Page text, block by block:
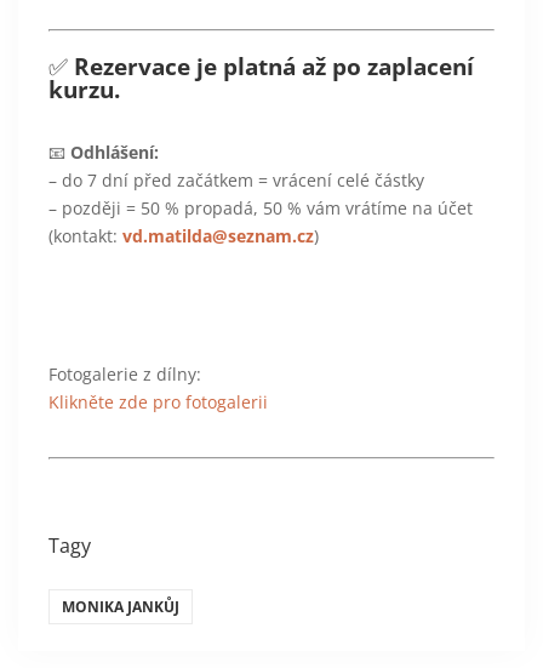
✅ Rezervace je platná až po zaplacení
kurzu.
📧 Odhlášení:
– do 7 dní před začátkem = vrácení celé částky
– později = 50 % propadá, 50 % vám vrátíme na účet
(kontakt: vd.matilda@seznam.cz)
Fotogalerie z dílny:
Klikněte zde pro fotogalerii
Tagy
MONIKA JANKŮJ